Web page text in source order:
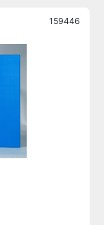
159446